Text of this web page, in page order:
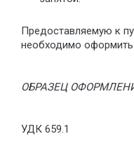
Предоставляемую к
необходимо
ОБРАЗЕЦ
УДК 659.1